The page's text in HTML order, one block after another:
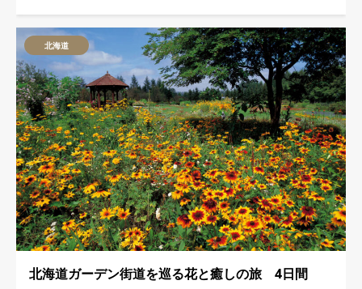
北海道
北海道ガーデン街道を巡る花と癒しの旅 4日間